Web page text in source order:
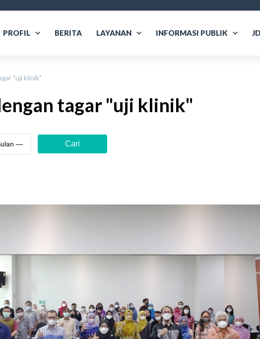
PROFIL BERITA LAYANAN INFORMASI PUBLIK
"uji klinik"
tagar "uji klinik"
Cari